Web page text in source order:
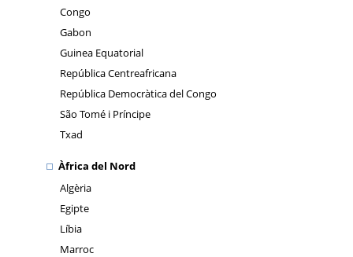
Congo
Gabon
Guinea Equatorial
República Centreafricana
República Democràtica del Congo
São Tomé i Príncipe
Txad
Àfrica del Nord
Algèria
Egipte
Líbia
Marroc